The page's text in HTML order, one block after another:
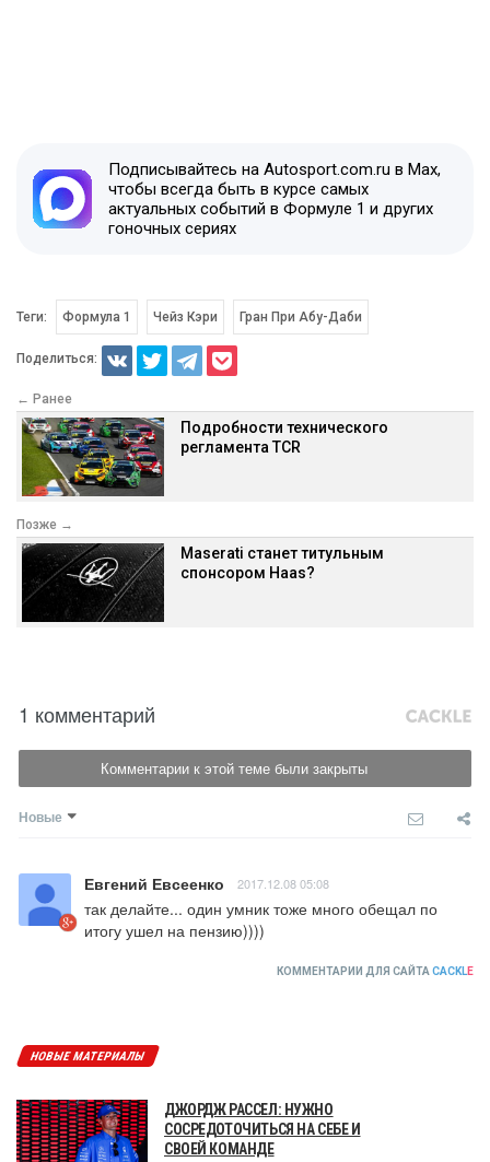
Подписывайтесь на Autosport.com.ru в Max,
чтобы всегда быть в курсе самых
актуальных событий в Формуле 1 и других
гоночных сериях
Теги: Формула 1 Чейз Кэри Гран При Абу-Даби
Поделиться:
← Ранее
Подробности технического
регламента TCR
Позже →
Maserati станет титульным
спонсором Haas?
1 комментарий
Комментарии к этой теме были закрыты
Новые
Евгений Евсеенко 2017.12.08 05:08
так делайте... один умник тоже много обещал по
итогу ушел на пензию))))
КОММЕНТАРИИ ДЛЯ САЙТА CACKLE
НОВЫЕ МАТЕРИАЛЫ
ДЖОРДЖ РАССЕЛ: НУЖНО
СОСРЕДОТОЧИТЬСЯ НА СЕБЕ И
СВОЕЙ КОМАНДЕ